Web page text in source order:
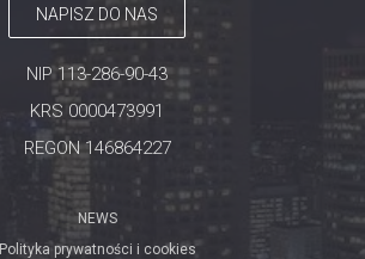
NAPISZ DO NAS
NIP 113-286-90-43
KRS 0000473991
REGON 146864227
NEWS
Polityka prywatności i cookies